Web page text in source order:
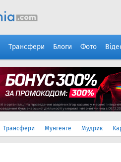
Трансфери Блоги Фото
Трансфери Мунгенге Мудрик